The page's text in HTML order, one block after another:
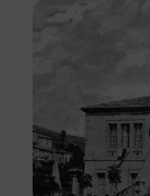
Tràmits
Serveis
Atenció